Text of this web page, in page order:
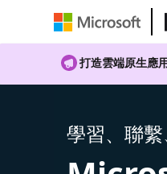
打造雲端原生應
學習、聯